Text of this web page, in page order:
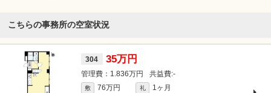
こちらの事務所の空室状況
304 35万円
1.836万円 -
敷 76万円 礼
1ヶ月